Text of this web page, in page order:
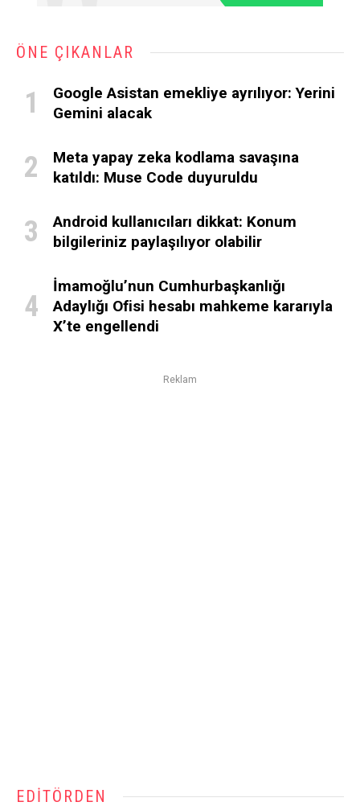
ÖNE ÇIKANLAR
Google Asistan emekliye ayrılıyor: Yerini
Gemini alacak
Meta yapay zeka kodlama savaşına
katıldı: Muse Code duyuruldu
Android kullanıcıları dikkat: Konum
bilgileriniz paylaşılıyor olabilir
İmamoğlu’nun Cumhurbaşkanlığı
Adaylığı Ofisi hesabı mahkeme kararıyla
X’te engellendi
Reklam
EDITÖRDEN